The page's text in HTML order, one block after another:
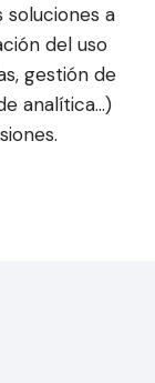
a
del uso
gestión de
analítica…)